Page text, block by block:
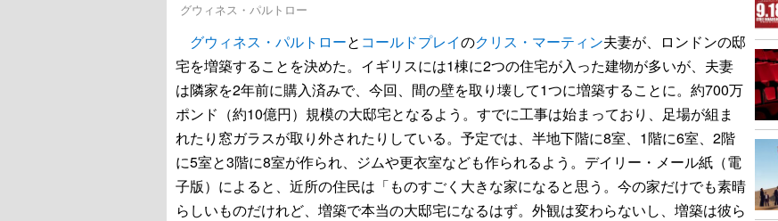
グウィネス・パルトロー
グウィネス・パルトローと コールドプレイのクリス・マーティン夫妻が、ロンドンの邸
宅を増築することを決めた。イギリスには1棟に2つの住宅が入った建物が多いが、夫妻
は隣家を2年前に購入済みで、今回、間の壁を取り壊して1つに増築することに。約700万
ポンド（約10億円）規模の大邸宅となるよう。すでに工事は始まっており、足場が組ま
れたり窓ガラスが取り外されたりしている。予定では、半地下階に8室、1階に6室、2階
に5室と3階に8室が作られ、ジムや更衣室なども作られるよう。デイリー・メール紙（電
子版）によると、近所の住民は「ものすごく大きな家になると思う。今の家だけでも素晴
らしいものだけれど、増築で本当の大邸宅になるはず。外観は変わらないし、増築は彼ら